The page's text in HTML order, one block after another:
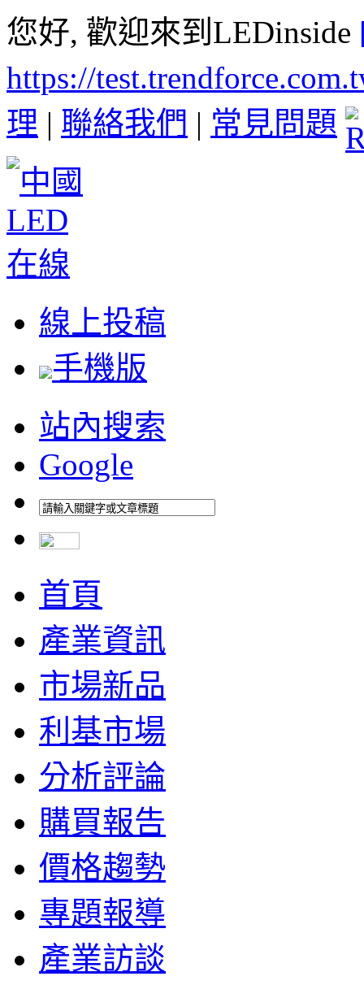
您好, 歡迎來到LEDinside
https://
理 | 聯絡我們 | 常見問題
線上投稿
手機版
站內搜索
Google
首頁
產業資訊
市場新品
利基市場
分析評論
購買報告
價格趨勢
專題報導
產業訪談